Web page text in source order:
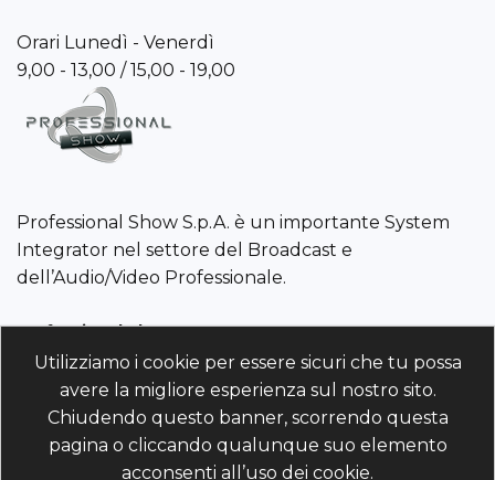
Professional Show S.p.A. è un importante System
Integrator nel settore del Broadcast e
dell’Audio/Video Professionale.
Professional Show S.p.A.
P.IVA/C.F./R.I. 01960110243 | REA PD-214568 Cod. Univoco
5RUO82D | Capitale Sociale 4.025.000 (i.v)
Orari Lunedì - Venerdì
9,00 - 13,00 / 15,00 - 19,00
Powered by nopCommerce
Utilizziamo i cookie per essere sicuri che tu possa
avere la migliore esperienza sul nostro sito.
Chiudendo questo banner, scorrendo questa
pagina o cliccando qualunque suo elemento
acconsenti all’uso dei cookie.